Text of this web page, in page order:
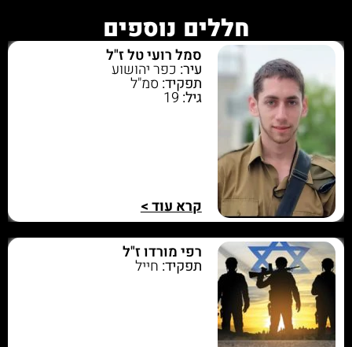
חללים נוספים
סמל רועי טל ז"ל
עיר: כפר יהושוע
תפקיד: סמ"ל
גיל:19
קרא עוד >
רפי מורדו ז"ל
תפקיד: חייל